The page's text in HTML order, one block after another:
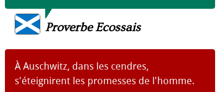
Proverbe Ecossais
À Auschwitz, dans les cendres,
s'éteignirent les promesses de l'homme.